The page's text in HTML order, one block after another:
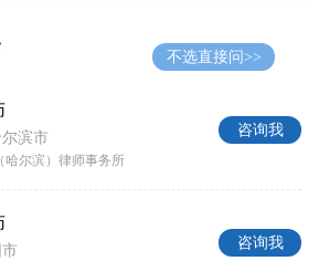
不选直接问>>
滨市
哈尔滨）律师事务所
咨询我
咨询我